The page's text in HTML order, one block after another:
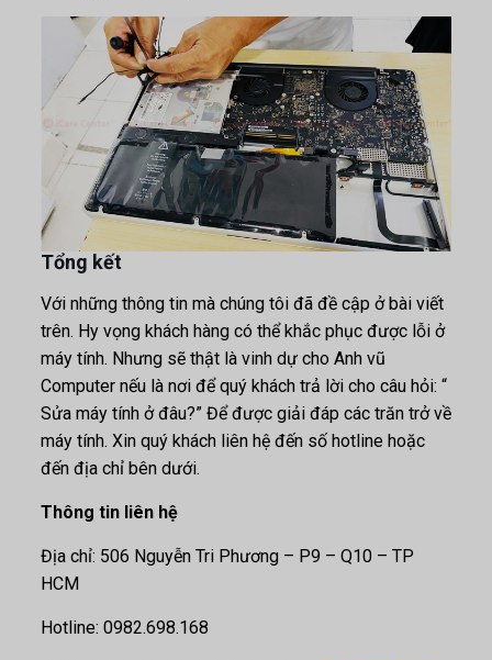
Tổng kết
Với những thông tin mà chúng tôi đã đề cập ở bài viết
trên. Hy vọng khách hàng có thể khắc phục được lỗi ở
máy tính. Nhưng sẽ thật là vinh dự cho Anh vũ
Computer nếu là nơi để quý khách trả lời cho câu hỏi: “
Sửa máy tính ở đâu?” Để được giải đáp các trăn trở về
máy tính. Xin quý khách liên hệ đến số hotline hoặc
đến địa chỉ bên dưới.
Thông tin liên hệ
Địa chỉ: 506 Nguyễn Tri Phương – P9 – Q10 – TP
HCM
Hotline: 0982.698.168